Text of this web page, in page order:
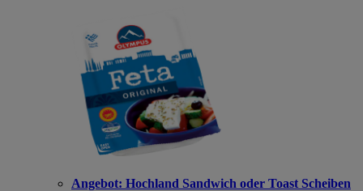
Angebot: Hochland Sandwich oder Toast Scheiben